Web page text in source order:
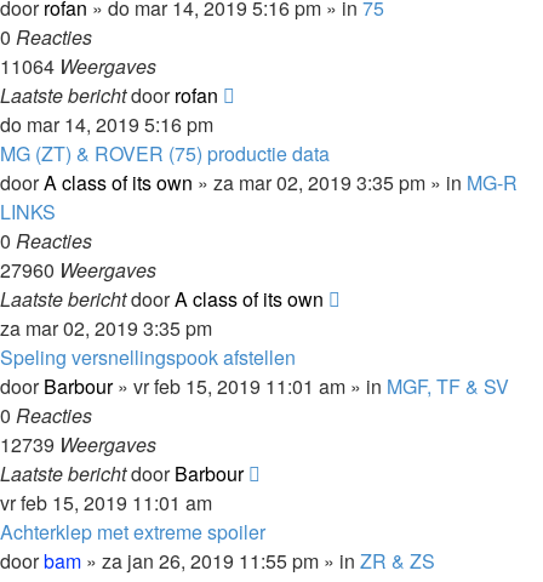
doorrofan » do mar 14, 2019 5:16 pm » in 75
0 Reacties
11064 Weergaves
Laatste berichtdoorrofan
do mar 14, 2019 5:16 pm
MG (ZT) & ROVER (75) productie data
doorA class of its own » za mar 02, 2019 3:35 pm » in MG-R
LINKS
0 Reacties
27960 Weergaves
Laatste berichtdoorA class of its own
za mar 02, 2019 3:35 pm
Speling versnellingspook afstellen
doorBarbour» vr feb 15, 2019 11:01 am » in MGF, TF & SV
0 Reacties
12739 Weergaves
Laatste berichtdoorBarbour
vr feb 15, 2019 11:01 am
Achterklep met extreme spoiler
doorbam » za jan 26, 2019 11:55 pm » in ZR & ZS